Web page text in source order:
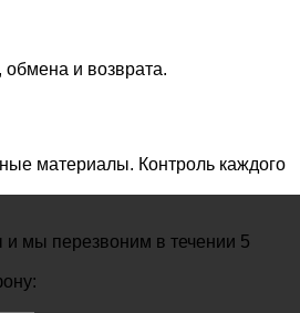
обмена и возврата.
материалы. Контроль каждого
и мы перезвоним в течении 5